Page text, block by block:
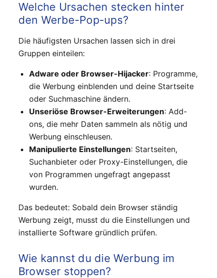
Welche Ursachen stecken hinter
den Werbe-Pop-ups?
Die häufigsten Ursachen lassen sich in drei
Gruppen einteilen:
Adware oder Browser-Hijacker: Programme,
die Werbung einblenden und deine Startseite
oder Suchmaschine ändern.
Unseriöse Browser-Erweiterungen: Add-
ons, die mehr Daten sammeln als nötig und
Werbung einschleusen.
Manipulierte Einstellungen: Startseiten,
Suchanbieter oder Proxy-Einstellungen, die
von Programmen ungefragt angepasst
wurden.
Das bedeutet: Sobald dein Browser ständig
Werbung zeigt, musst du die Einstellungen und
installierte Software gründlich prüfen.
Wie kannst du die Werbung im
Browser stoppen?